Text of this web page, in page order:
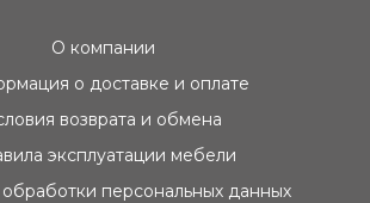
О компании
о доставке и оплате
возврата и обмена
эксплуатации мебели
персональных данных